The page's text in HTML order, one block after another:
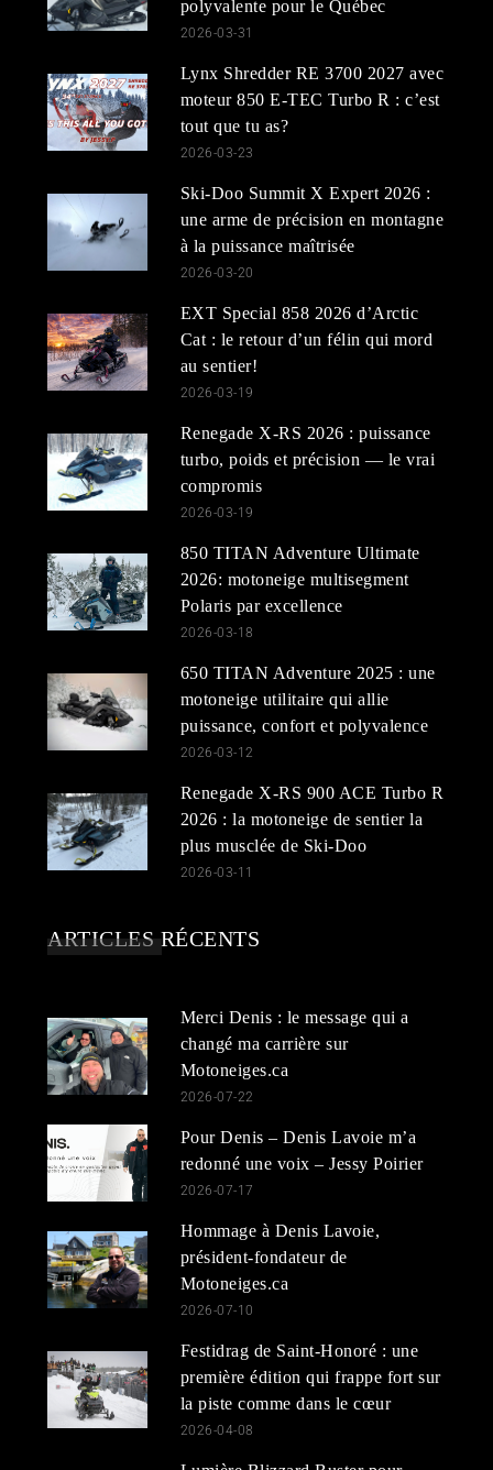
polyvalente pour le Québec
2026-03-31
Lynx Shredder RE 3700 2027 avec
moteur 850 E-TEC Turbo R : c’est
tout que tu as?
2026-03-23
Ski-Doo Summit X Expert 2026 :
une arme de précision en montagne
à la puissance maîtrisée
2026-03-20
EXT Special 858 2026 d’Arctic
Cat : le retour d’un félin qui mord
au sentier!
2026-03-19
Renegade X-RS 2026 : puissance
turbo, poids et précision — le vrai
compromis
2026-03-19
850 TITAN Adventure Ultimate
2026: motoneige multisegment
Polaris par excellence
2026-03-18
650 TITAN Adventure 2025 : une
motoneige utilitaire qui allie
puissance, confort et polyvalence
2026-03-12
Renegade X-RS 900 ACE Turbo R
2026 : la motoneige de sentier la
plus musclée de Ski-Doo
2026-03-11
ARTICLES RÉCENTS
Merci Denis : le message qui a
changé ma carrière sur
Motoneiges.ca
2026-07-22
Pour Denis – Denis Lavoie m’a
redonné une voix – Jessy Poirier
2026-07-17
Hommage à Denis Lavoie,
président-fondateur de
Motoneiges.ca
2026-07-10
Festidrag de Saint-Honoré : une
première édition qui frappe fort sur
la piste comme dans le cœur
2026-04-08